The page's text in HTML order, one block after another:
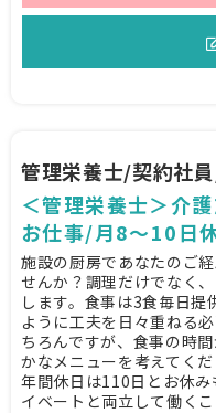
管理栄養士/契約社
＜管理栄養士＞介
お仕事/月8～10日
施設の厨房であなたのご
せんか？調理だけでなく
します。食事は3食毎日
ように工夫を日々重ねる
ちろんですが、食事の時
かなメニューを考えてくだ
年間休日は110日とお休
イベートと両立して働くこ